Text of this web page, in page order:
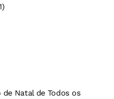
Natal de Todos os